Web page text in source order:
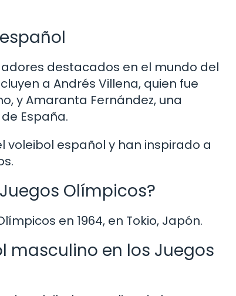
destacados en el mundo del
a Andrés Villena, quien fue
y Amaranta Fernández, una
España.
voleibol español y han inspirado a
Olímpicos?
en 1964, en Tokio, Japón.
masculino en los Juegos